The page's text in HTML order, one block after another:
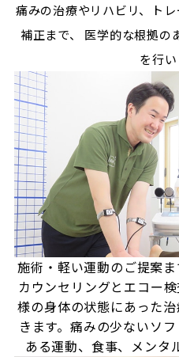
痛みの治療やリハビリ、ト
補正まで、
医学的な根拠の
を行い
施術・軽い運動のご提案ま
カウンセリングとエコー
様の身体の状態にあった
きます。痛みの少ないソ
ある運動、食事、メンタ